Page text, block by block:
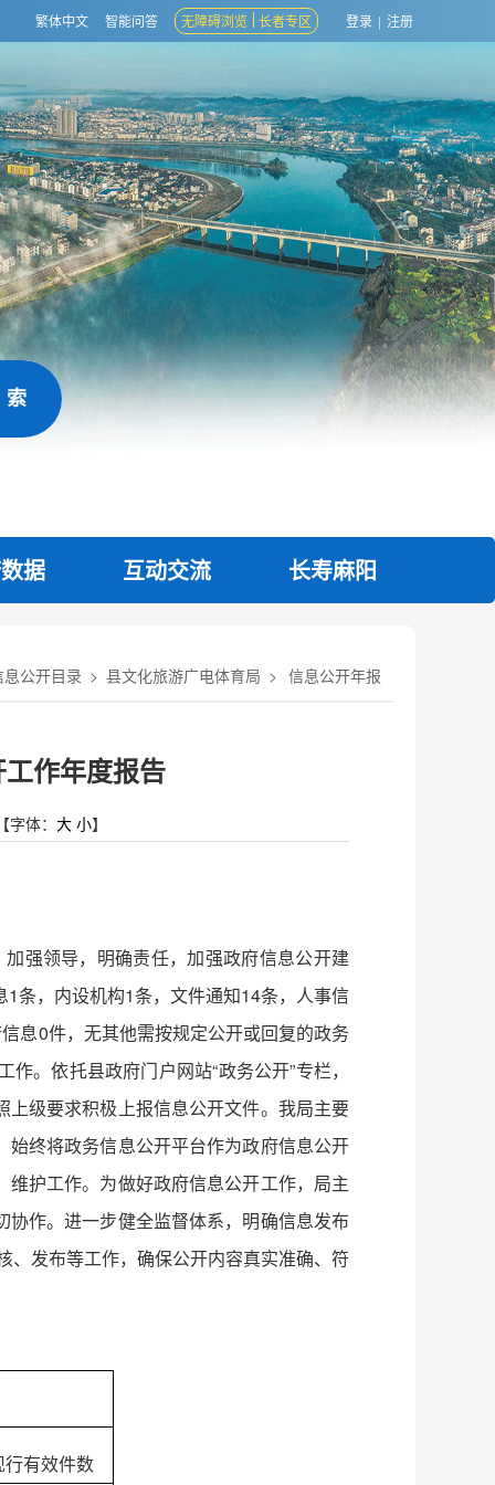
繁体中文 智能问答 无障碍浏览 长者专区 登录 | 注册
据 互动交流 长寿麻阳
公开目录 > 县文化旅游广电体育局 > 信息公开年报
作年度报告
字体： 大 小】
强领导，明确责任，加强政府信息公开建
条，内设机构1条，文件通知14条，人事信
息0件，无其他需按规定公开或回复的政务
。依托县政府门户网站“政务公开”专栏，
级要求积极上报信息公开文件。我局主要
终将政务信息公开平台作为政府信息公开
护工作。为做好政府信息公开工作，局主
作。进一步健全监督体系，明确信息发布
发布等工作，确保公开内容真实准确、符
行有效件数